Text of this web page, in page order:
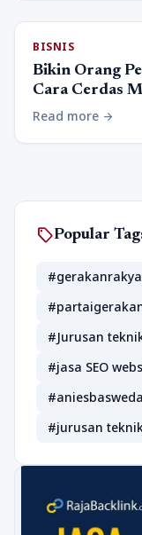
BISNIS
Bikin Orang
Cara Cerdas
Read more arrow_forward
sellPopular
#Jurusan
#jasa SEO
#jurusan